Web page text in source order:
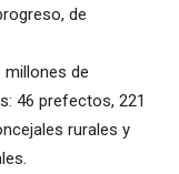
de
de
46 prefectos, 221
rurales y